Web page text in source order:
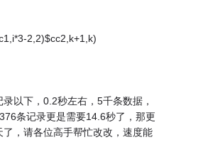
2,2)$cc2,k+1,k)
以下，0.2秒左右，5千条数据，
条记录更是需要14.6秒了，那更
了，请各位高手帮忙改改，速度能